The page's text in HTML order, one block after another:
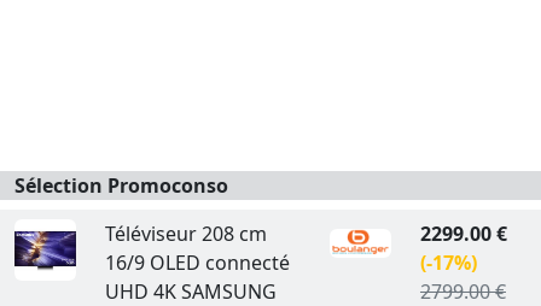
Sélection Promoconso
Téléviseur 208 cm
16/9 OLED connecté
UHD 4K SAMSUNG
2299.00 €
(-17%)
2799.00 €